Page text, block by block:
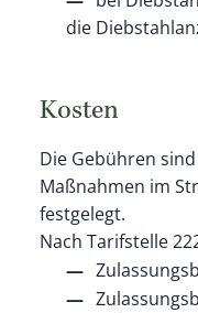
die
Kosten
Die Gebühren
Maßnahmen im
festgelegt.
Nach Tarifstelle